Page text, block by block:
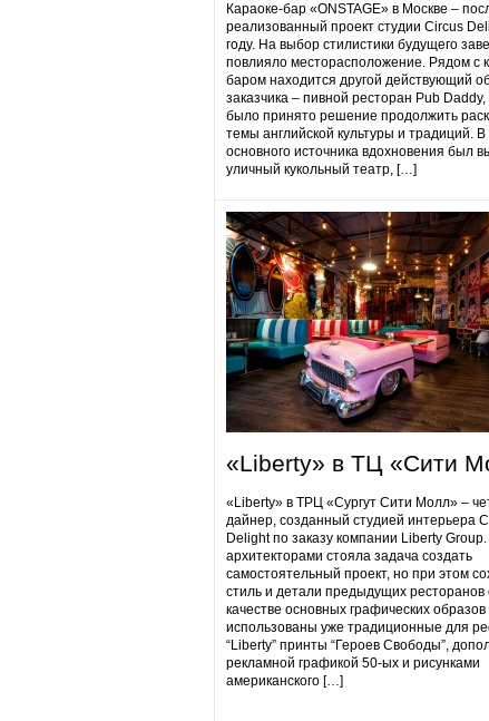
Караоке-бар «ONSTAGE» в Москве –
реализованный проект студии Circus
году. На выбор стилистики будущего
повлияло месторасположение. Рядом с
баром находится другой действующий
заказчика – пивной ресторан Pub
было принято решение продолжить
темы английской культуры и традиций. В
основного источника вдохновения был
уличный кукольный театр, […]
«Liberty» в ТЦ «Сити
«Liberty» в ТРЦ «Сургут Сити Молл» –
дайнер, созданный студией интерьера
Delight по заказу компании Liberty
архитекторами стояла задача создать
самостоятельный проект, но при этом
стиль и детали предыдущих ресторанов
качестве основных графических образов
использованы уже традиционные для
“Liberty” принты “Героев Свободы”,
рекламной графикой 50-ых и рисунками
американского […]